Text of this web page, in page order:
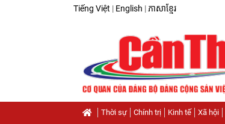
Tiếng Việt | English | ភាសាខ្មែរ
Thời sự Chính trị Kinh tế Xã hội